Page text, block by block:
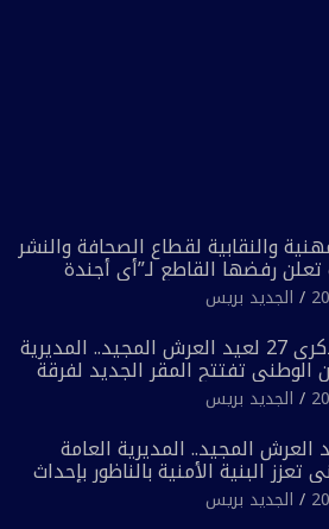
والنقابية لقطاع الصحافة والنشر
رفضها القاطع لـ”أي أجندة
على مقاس سياسي ومصلحي
الجديد بريس
بمناسبة الذكرى 27 لعيد العرش المجيد.. المديرية
الوطني تفتتح المقر الجديد لفرقة
بفاس
الجديد بريس
العرش المجيد.. المديرية العامة
تعزز البنية الأمنية بالناظور بإحداث
الجديد بريس